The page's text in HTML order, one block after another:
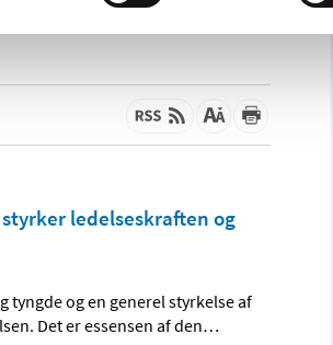
ledelseskraften og
tyngde og en generel styrkelse af
Det er essensen af den…